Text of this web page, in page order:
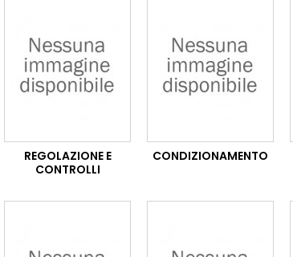
REGOLAZIONE E
CONTROLLI
CONDIZIONAMENTO